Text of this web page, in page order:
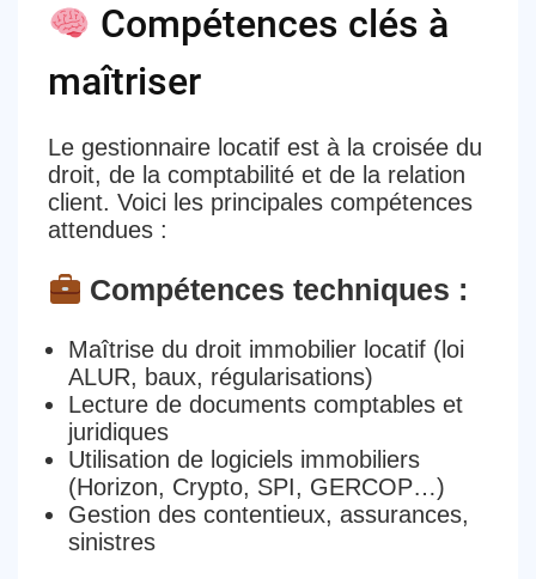
Compétences clés à
maîtriser
Le gestionnaire locatif est à la croisée du
droit, de la comptabilité et de la relation
client. Voici les principales compétences
attendues :
Compétences techniques :
Maîtrise du droit immobilier locatif(loi
ALUR, baux, régularisations)
Lecture de documentscomptables et
juridiques
Utilisation de logiciels immobiliers
(Horizon, Crypto, SPI, GERCOP…)
Gestion des contentieux, assurances,
sinistres